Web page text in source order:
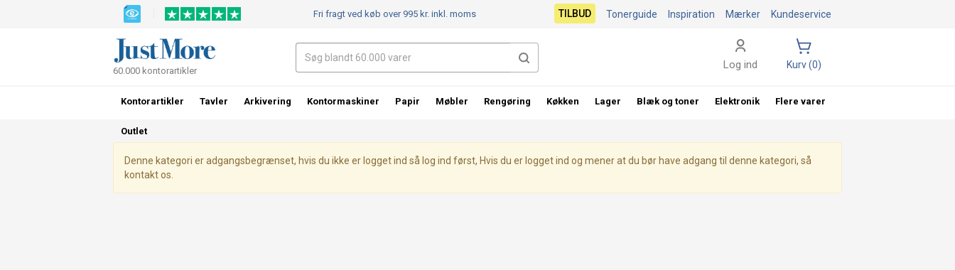
Denne kategori er adgangsbegrænset, hvis du ikke er logget ind så log ind først, Hvis du er logget ind og mener at du bør have adgang til denne kategori, så
kontakt os.
Fri fragt ved køb over 995 kr.inkl. moms Kundeservice
Mærker
Inspiration
Tonerguide
TILBUD
60.000 kontorartikler Log ind Kurv (0)
Kontorartikler Tavler Arkivering Kontormaskiner Papir Møbler Rengøring Køkken Lager Blæk og toner Elektronik Flere varer
Outlet